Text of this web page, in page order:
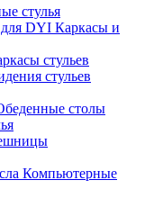
стулья
Каркасы и
стульев
стульев
столы
Компьютерные